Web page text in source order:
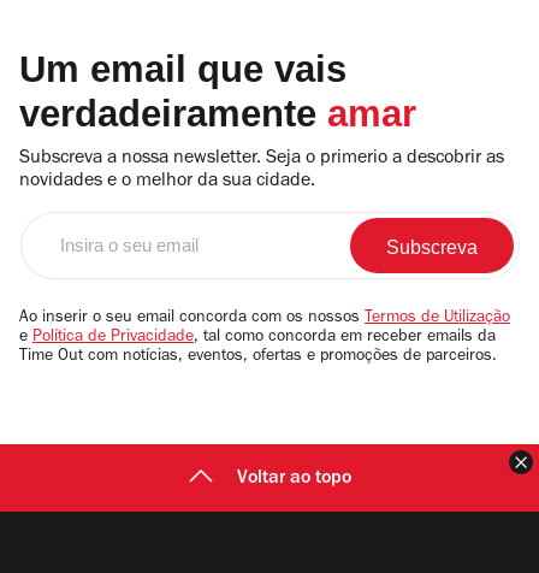
Um email que vais
verdadeiramente amar
Subscreva a nossa newsletter. Seja o primerio a descobrir as
novidades e o melhor da sua cidade.
email
Ao inserir o seu email concorda com os nossos Termos de Utilização
e Política de Privacidade, tal como concorda em receber emails da
Time Out com notícias, eventos, ofertas e promoções de parceiros.
Voltar ao topo